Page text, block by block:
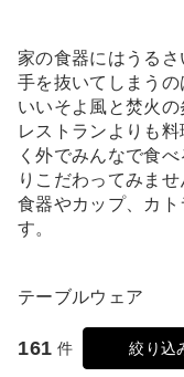
家の食器にはうる
手を抜いてしまう
いいそよ風と焚火
レストランよりも
く外でみんなで食
りこだわってみま
食器やカップ、カ
す。
テーブルウェア
161 件 絞り込